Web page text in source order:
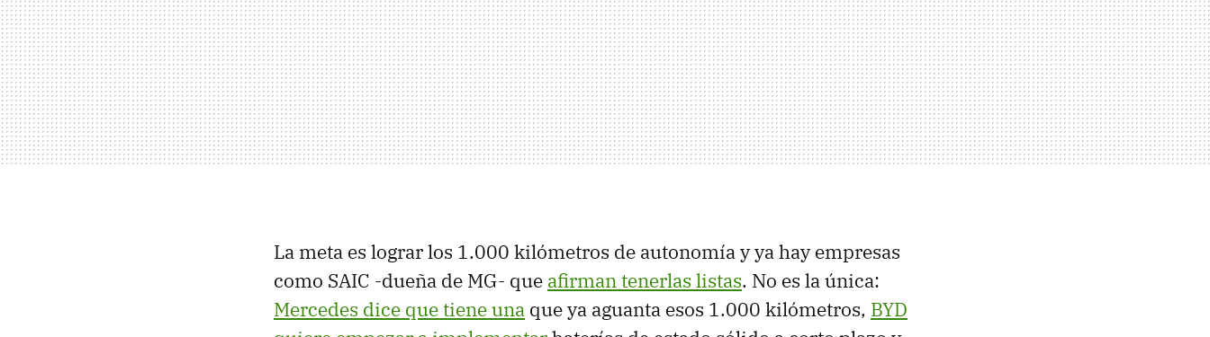
La meta es lograr los 1.000 kilómetros de autonomía y ya hay empresas
como SAIC -dueña de MG- que afirman tenerlas listas. No es la única:
Mercedes dice que tiene una que ya aguanta esos 1.000 kilómetros, BYD